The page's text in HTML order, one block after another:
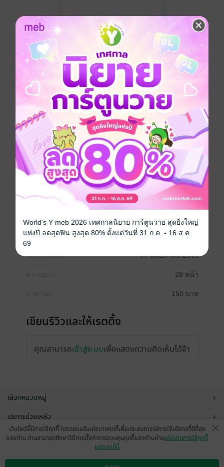
Infopress Group
หนังสือเด็กปฐมวัย /
นิทานภาพ
ทดลองอ่าน ซื้อ 150 บาท
No Rating
อยากได้ ซื้อเป็นของขวัญ ติดตาม แชร์
นิทานเกาลัดห่างไกลเชื้อโรค ต้องทำยังไงนะ?
ประเภทไฟล์ pdf
วันที่วางขาย 07 พฤษภาคม 2569
28 หน้า
150 บาท
เขียนรีวิวและให้เรตติ้ง
คุณสามารถเข้าสู่ระบบเพื่อแสดงความคิดเห็นได้จ้า
เลือกหมวดหมู่ +
บริการช่วยเหลือ +
เกี่ยวกับเรา
เว็บไซต์นี้มีการใช้คุกกี้ โปรดยอมรับนโยบายคุกกี้เพื่อประสบการณ์การใช้บริการที่ดีที่สุด
ของท่าน ท่านสามารถศึกษาวิธีการตั้งค่าการควบคุมคุกกี้ของท่านผ่านนโยบายการใช้คุกกี้
ของเราที่นี่
World's Y meb 2026 เทศกาลนิยาย การ์ตูนวาย สุดยิ่งใหญ่
แห่งปี ลดสุดฟิน สูงสุด 80% ตั้งแต่วันที่ 31 ก.ค. - 16 ส.ค.
69